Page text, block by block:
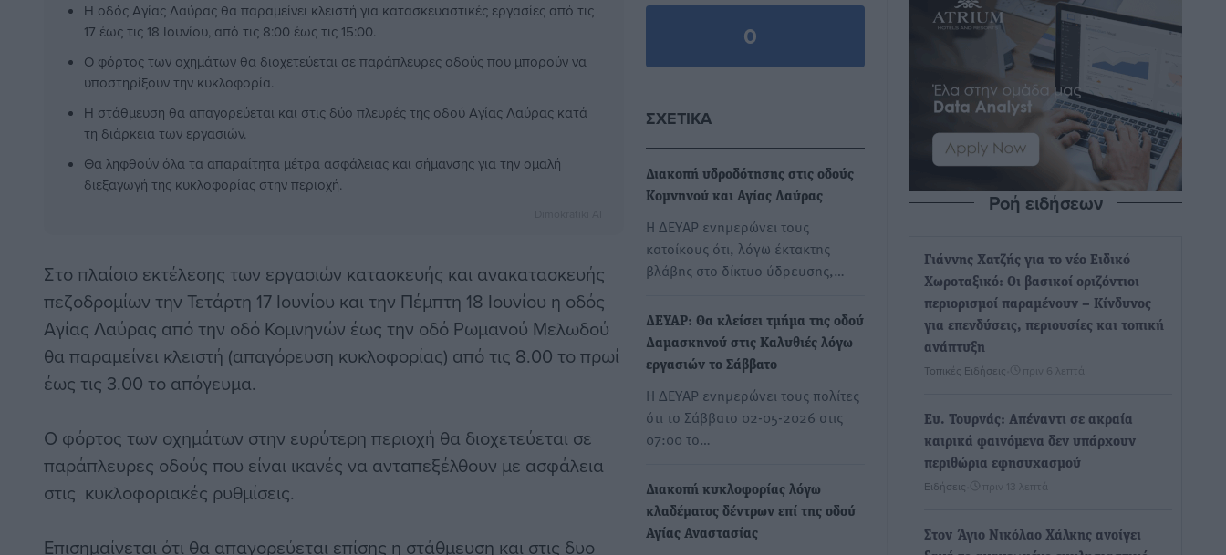
Η οδός Αγίας Λαύρας θα παραμείνει κλειστή για κατασκευαστικές εργασίες από τις
17 έως τις 18 Ιουνίου, από τις 8:00 έως τις 15:00.
Ο φόρτος των οχημάτων θα διοχετεύεται σε παράπλευρες οδούς που μπορούν να
υποστηρίξουν την κυκλοφορία.
Η στάθμευση θα απαγορεύεται και στις δύο πλευρές της οδού Αγίας Λαύρας κατά
τη διάρκεια των εργασιών.
Θα ληφθούν όλα τα απαραίτητα μέτρα ασφάλειας και σήμανσης για την ομαλή
διεξαγωγή της κυκλοφορίας στην περιοχή.
Στο πλαίσιο εκτέλεσης των εργασιών κατασκευής και ανακατασκευής
πεζοδρομίων την Τετάρτη 17 Ιουνίου και την Πέμπτη 18 Ιουνίου η οδός
Αγίας Λαύρας από την οδό Κομνηνών έως την οδό Ρωμανού Μελωδού
θα παραμείνει κλειστή (απαγόρευση κυκλοφορίας) από τις 8.00 το πρωί
έως τις 3.00 το απόγευμα.
Ο φόρτος των οχημάτων στην ευρύτερη περιοχή θα διοχετεύεται σε
παράπλευρες οδούς που είναι ικανές να ανταπεξέλθουν με ασφάλεια
στις κυκλοφοριακές ρυθμίσεις.
Επισημαίνεται ότι θα απαγορεύεται επίσης η στάθμευση και στις δυο
0
ΣΧΕΤΙΚΆ
Διακοπή υδροδότησης στις οδούς
Κομνηνού και Αγίας Λαύρας
Η ΔΕΥΑΡ ενημερώνει τους
κατοίκους ότι, λόγω έκτακτης
βλάβης στο δίκτυο ύδρευσης,…
ΔΕΥΑΡ: Θα κλείσει τμήμα της οδού
Δαμασκηνού στις Καλυθιές λόγω
εργασιών το Σάββατο
Η ΔΕΥΑΡ ενημερώνει τους πολίτες
ότι το Σάββατο 02-05-2026 στις
07:00 το…
Διακοπή κυκλοφορίας λόγω
κλαδέματος δέντρων επί της οδού
Αγίας Αναστασίας
Ροή ειδήσεων
Γιάννης Χατζής για το νέο Ειδικό
Χωροταξικό: Οι βασικοί οριζόντιοι
περιορισμοί παραμένουν – Κίνδυνος
για επενδύσεις, περιουσίες και τοπική
ανάπτυξη
Τοπικές Ειδήσεις πριν 6 λεπτά
Ευ. Τουρνάς: Απέναντι σε ακραία
καιρικά φαινόμενα δεν υπάρχουν
περιθώρια εφησυχασμού
Ειδήσεις πριν 13 λεπτά
Στον Άγιο Νικόλαο Χάλκης ανοίγει